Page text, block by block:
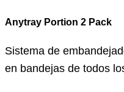
Anytray Portion 2 Pack
Sistema de
en bandejas de todos